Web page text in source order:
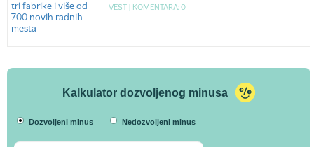
VEST | KOMENTARA: 0
Kalkulator dozvoljenog minusa
Dozvoljeni minus Nedozvoljeni minus